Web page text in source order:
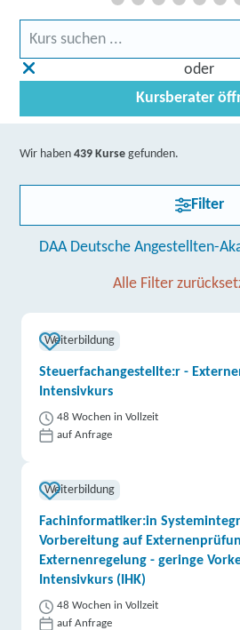
oder
Kursberater
Wir haben439 Kurse gefunden.
Filter
DAA Deutsche Angestellten-
Alle Filter
Weiterbildung
Steuerfachangestellte:r -
Intensivkurs
48 Wochen in Vollzeit
auf Anfrage
Weiterbildung
Fachinformatiker:in
Vorbereitung auf
Externenregelung - geringe
Intensivkurs (IHK)
48 Wochen in Vollzeit
auf Anfrage